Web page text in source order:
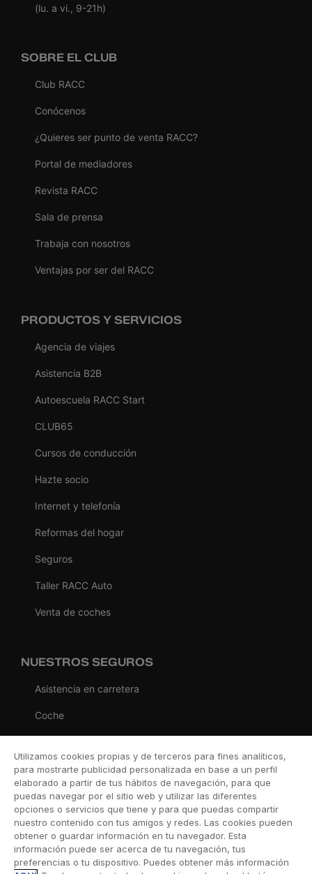
(lu. a vi., 9-21h)
SOBRE EL CLUB
Club RACC
Conócenos
¿Quieres ser punto de venta RACC?
Portal de mediadores
Revista RACC
Sala de prensa
Trabaja con nosotros
Ventajas por ser del RACC
PRODUCTOS Y SERVICIOS
Agencia de viajes
Asistencia B2B
Autoescuela RACC Start
CLUB65
Cursos de conducción
Hazte socio
Internet y telefonía
Reformas del hogar
Seguros
Taller RACC Auto
Venta de coches
NUESTROS SEGUROS
Asistencia en carretera
Coche
Viaje
Hogar
Vida
Decesos
Utilizamos cookies propias y de terceros para fines analíticos,
para mostrarte publicidad personalizada en base a un perfil
elaborado a partir de tus hábitos de navegación, para que
puedas navegar por el sitio web y utilizar las diferentes
opciones o servicios que tiene y para que puedas compartir
nuestro contenido con tus amigos y redes. Las cookies pueden
obtener o guardar información en tu navegador. Esta
información puede ser acerca de tu navegación, tus
preferencias o tu dispositivo. Puedes obtener más información